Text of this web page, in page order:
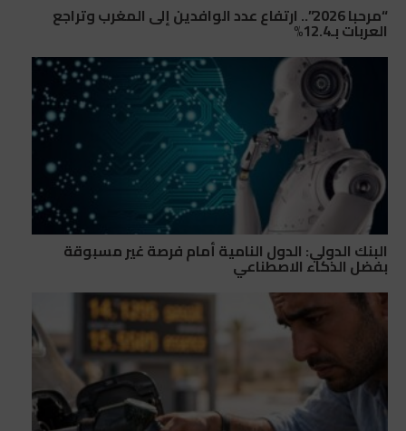
“مرحبا 2026”.. ارتفاع عدد الوافدين إلى المغرب وتراجع
العربات بـ12.4%
البنك الدولي: الدول النامية أمام فرصة غير مسبوقة
بفضل الذكاء الاصطناعي